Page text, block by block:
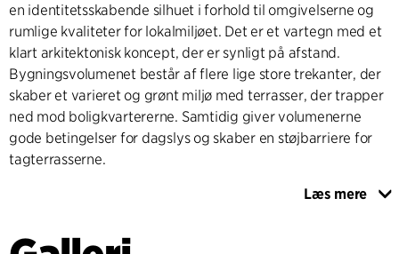
en identitetsskabende silhuet i forhold til omgivelserne og
rumlige kvaliteter for lokalmiljøet. Det er et vartegn med et
klart arkitektonisk koncept, der er synligt på afstand.
Bygningsvolumenet består af flere lige store trekanter, der
skaber et varieret og grønt miljø med terrasser, der trapper
ned mod boligkvartererne. Samtidig giver volumenerne
gode betingelser for dagslys og skaber en støjbarriere for
tagterrasserne.
Bygningen er konstrueret som en hybrid, hvor massivt træ,
samt det indvendige finish og landskabsarkitekturen er
Læs mere